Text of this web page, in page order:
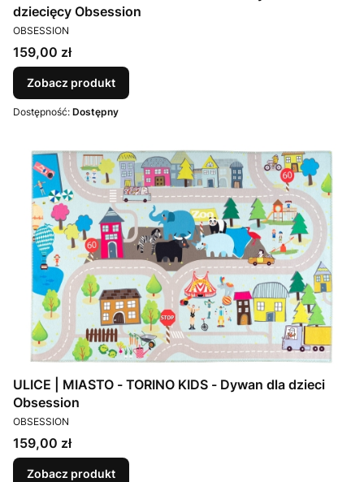
dziecięcy Obsession
PRODUCENT
OBSESSION
Cena
159,00 zł
Zobacz produkt
Dostępność: Dostępny
ULICE | MIASTO - TORINO KIDS - Dywan dla dzieci
Obsession
PRODUCENT
OBSESSION
Cena
159,00 zł
Zobacz produkt